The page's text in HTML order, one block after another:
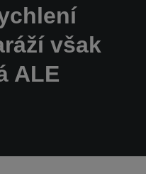
však
ALE